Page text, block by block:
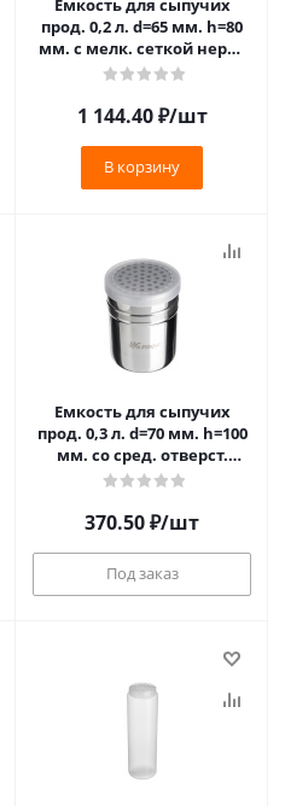
Емкость для сыпучих
прод. 0,2 л. d=65 мм. h=80
мм. с мелк. сеткой нерж.
Abert /1/ ТП
1 144.40₽/шт
В корзину
Емкость для сыпучих
прод. 0,3 л. d=70 мм. h=100
мм. со сред. отверст.
нерж. MGprof /1/ N
370.50₽/шт
Под заказ